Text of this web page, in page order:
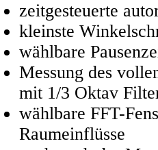
zeitgesteuerte
kleinste
wählbare
Messung des
mit 1/3 Oktav
wählbare FFT-
Raumeinflüsse